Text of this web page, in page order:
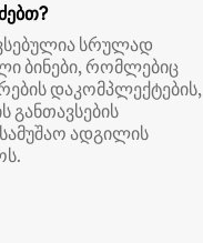
სრულად
ბინები, რომლებიც
დაკომპლექტების,
განთავსების
ადგილის